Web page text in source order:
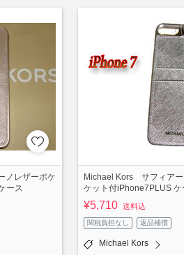
ノレザーポケ
ース
Michael Kors サフィアー
ケット付iPhone7PLUS ケ
¥5,710 送料込
関税負担なし 返品補償
Michael Kors